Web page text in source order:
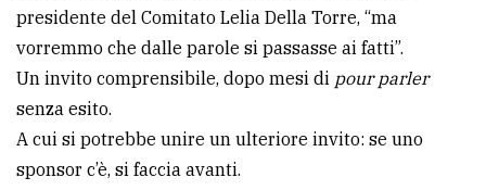
presidente del Comitato Lelia Della Torre, “ma
vorremmo che dalle parole si passasse ai fatti”.
Un invito comprensibile, dopo mesi di pour parler
senza esito.
A cui si potrebbe unire un ulteriore invito: se uno
sponsor c’è, si faccia avanti.